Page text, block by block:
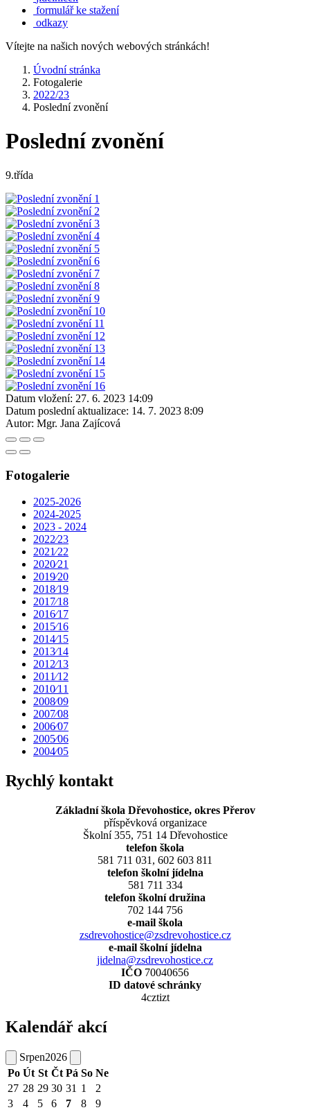
formulář ke stažení
odkazy
Vítejte na našich nových webových stránkách!
Úvodní stránka
Fotogalerie
2022/23
Poslední zvonění
Poslední zvonění
9.třída
Datum vložení: 27. 6. 2023 14:09
Datum poslední aktualizace: 14. 7. 2023 8:09
Autor: Mgr. Jana Zajícová
Fotogalerie
2025-2026
2024-2025
2023 - 2024
2022⁄23
2021⁄22
2020⁄21
2019⁄20
2018⁄19
2017⁄18
2016⁄17
2015⁄16
2014⁄15
2013⁄14
2012⁄13
2011⁄12
2010⁄11
2008⁄09
2007⁄08
2006⁄07
2005⁄06
2004⁄05
Rychlý kontakt
Základní škola Dřevohostice, okres Přerov
příspěvková organizace
Školní 355, 751 14 Dřevohostice
telefon škola
581 711 031, 602 603 811
telefon školní jídelna
581 711 334
telefon školní družina
702 144 756
e-mail škola
zsdrevohostice@zsdrevohostice.cz
e-mail školní jídelna
jidelna@zsdrevohostice.cz
IČO 70040656
ID datové schránky
4cztizt
Kalendář akcí
Srpen2026
Po Út St Čt Pá So Ne
27 28 29 30 31 1
2
3
4 5 6 7 8
9